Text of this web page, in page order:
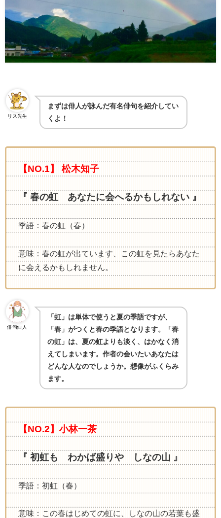
リス先生
まずは俳人が詠んだ有名俳句を紹介してい
くよ！
【NO.1】 松木知子
『 春の虹 あなたに会へるかもしれない 』
季語：春の虹（春）
意味：春の虹が出ています、この虹を見たらあなた
に会えるかもしれません。
俳句仙人
「虹」は単体で使うと夏の季語ですが、
「春」がつくと春の季語となります。「春
の虹」は、夏の虹よりも淡く、はかなく消
えてしまいます。作者の会いたいあなたは
どんな人なのでしょうか。想像がふくらみ
ます。
【NO.2】小林一茶
『 初虹も わかば盛りや しなの山 』
季語：初虹（春）
意味：この春はじめての虹に、しなの山の若葉も盛